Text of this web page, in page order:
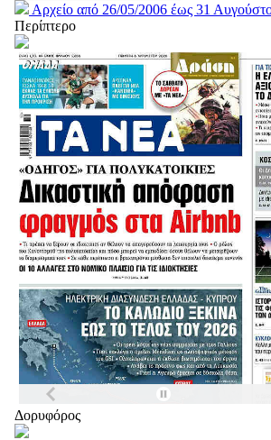
Αρχείο από 26/05/2006 έως 31
Περίπτερο
Δορυφόρος